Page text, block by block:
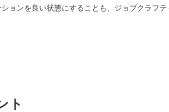
ョンを良い状態にすることも、ジョブクラフテ
ト